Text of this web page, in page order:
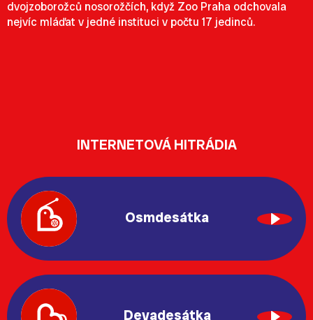
dvojzoborožců nosorožčích, když Zoo Praha odchovala
nejvíc mláďat v jedné instituci v počtu 17 jedinců.
INTERNETOVÁ HITRÁDIA
Osmdesátka
Devadesátka